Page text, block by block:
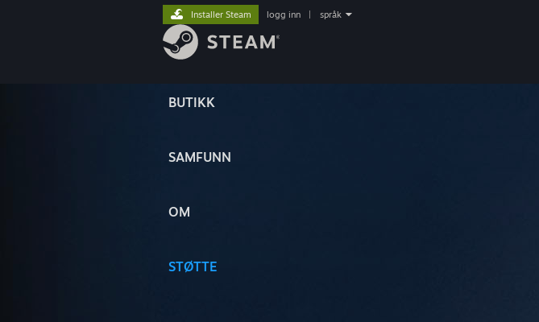
BUTIKK
SAMFUNN
OM
STØTTE
Installer Steam logg inn språk